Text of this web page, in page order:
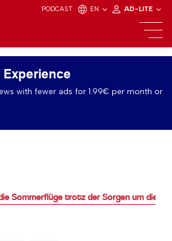
PODCAST EN AD-LITE
with fewer ads for 1.99€ per month or
Sommerflüge trotz der Sorgen um die